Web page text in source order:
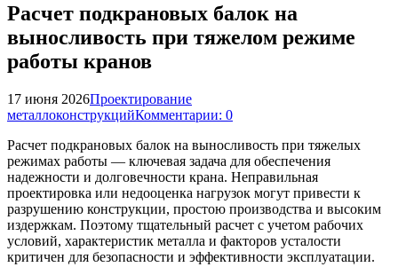
Расчет подкрановых балок на
выносливость при тяжелом режиме
работы кранов
17 июня 2026Проектирование
металлоконструкцийКомментарии: 0
Расчет подкрановых балок на выносливость при тяжелых
режимах работы — ключевая задача для обеспечения
надежности и долговечности крана. Неправильная
проектировка или недооценка нагрузок могут привести к
разрушению конструкции, простою производства и высоким
издержкам. Поэтому тщательный расчет с учетом рабочих
условий, характеристик металла и факторов усталости
критичен для безопасности и эффективности эксплуатации.